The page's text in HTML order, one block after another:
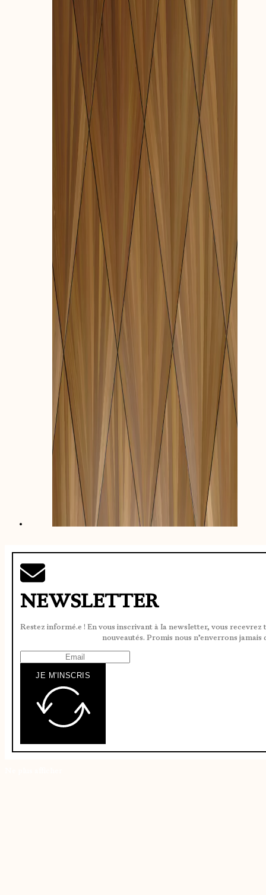
NEWSLETTER
Restez informé.e ! En vous inscrivant à la newsletter, vous
nouveautés. Promis nous n’enverrons jamais
JE M'INSCRIS